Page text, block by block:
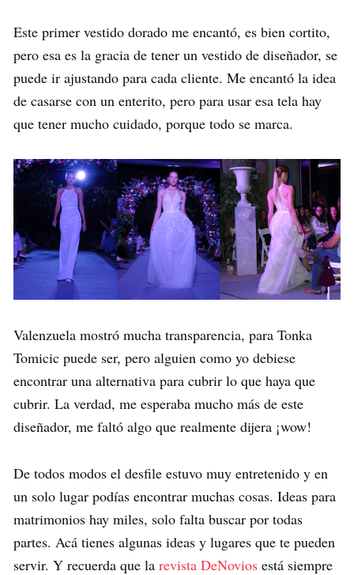
Este primer vestido dorado me encantó, es bien cortito,
pero esa es la gracia de tener un vestido de diseñador, se
puede ir ajustando para cada cliente. Me encantó la idea
de casarse con un enterito, pero para usar esa tela hay
que tener mucho cuidado, porque todo se marca.
Valenzuela mostró mucha transparencia, para Tonka
Tomicic puede ser, pero alguien como yo debiese
encontrar una alternativa para cubrir lo que haya que
cubrir. La verdad, me esperaba mucho más de este
diseñador, me faltó algo que realmente dijera ¡wow!
De todos modos el desfile estuvo muy entretenido y en
un solo lugar podías encontrar muchas cosas. Ideas para
matrimonios hay miles, solo falta buscar por todas
partes. Acá tienes algunas ideas y lugares que te pueden
servir. Y recuerda que la revista DeNovios está siempre